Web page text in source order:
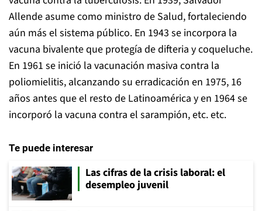
Allende asume como ministro de Salud, fortaleciendo
aún más el sistema público. En 1943 se incorpora la
vacuna bivalente que protegía de difteria y coqueluche.
En 1961 se inició la vacunación masiva contra la
poliomielitis, alcanzando su erradicación en 1975, 16
años antes que el resto de Latinoamérica y en 1964 se
incorporó la vacuna contra el sarampión, etc. etc.
Te puede interesar
Las cifras de la crisis laboral: el
desempleo juvenil